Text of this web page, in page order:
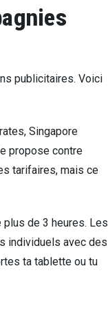
publicitaires. Voici
Singapore
propose contre
tarifaires, mais ce
de 3 heures. Les
individuels avec des
ta tablette ou tu